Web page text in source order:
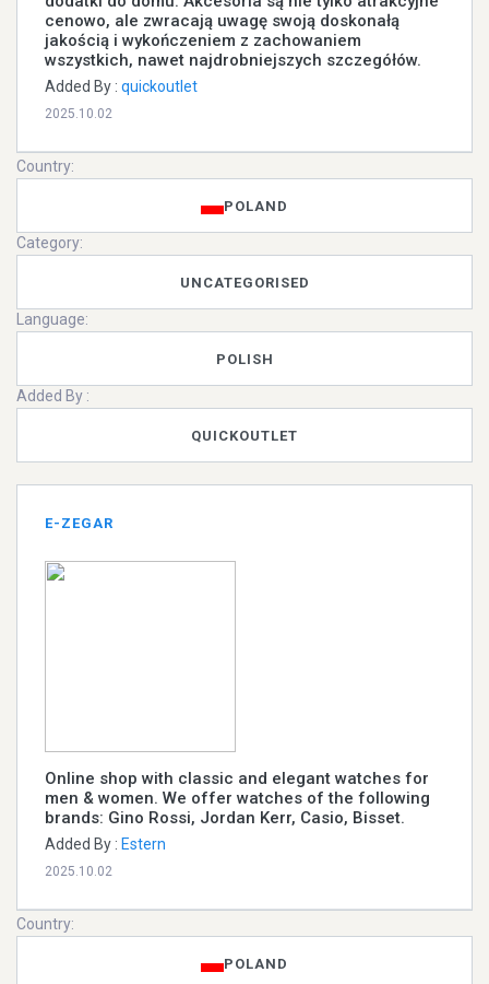
cenowo, ale zwracają uwagę swoją doskonałą
jakością i wykończeniem z zachowaniem
wszystkich, nawet najdrobniejszych szczegółów.
Added By : quickoutlet
2025.10.02
Country:
POLAND
Category:
UNCATEGORISED
Language:
POLISH
Added By :
QUICKOUTLET
E-ZEGAR
Online shop with classic and elegant watches for
men & women. We offer watches of the following
brands: Gino Rossi, Jordan Kerr, Casio, Bisset.
Added By : Estern
2025.10.02
Country:
POLAND